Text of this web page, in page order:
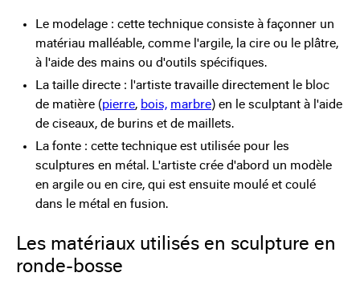
Le modelage : cette technique consiste à façonner un
matériau malléable, comme l'argile, la cire ou le plâtre,
à l'aide des mains ou d'outils spécifiques.
La taille directe : l'artiste travaille directement le bloc
de matière (pierre, bois, marbre) en le sculptant à l'aide
de ciseaux, de burins et de maillets.
La fonte : cette technique est utilisée pour les
sculptures en métal. L'artiste crée d'abord un modèle
en argile ou en cire, qui est ensuite moulé et coulé
dans le métal en fusion.
Les matériaux utilisés en sculpture en
ronde-bosse